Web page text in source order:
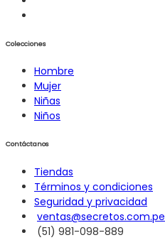
Colecciones
Hombre
Mujer
Niñas
Niños
Contáctanos
Tiendas
Términos y condiciones
Seguridad y privacidad
ventas@secretos.com.pe
(51) 981-098-889